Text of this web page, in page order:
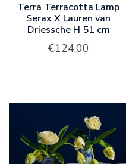
Terra Terracotta Lamp
Serax X Lauren van
Driessche H 51 cm
€124,00